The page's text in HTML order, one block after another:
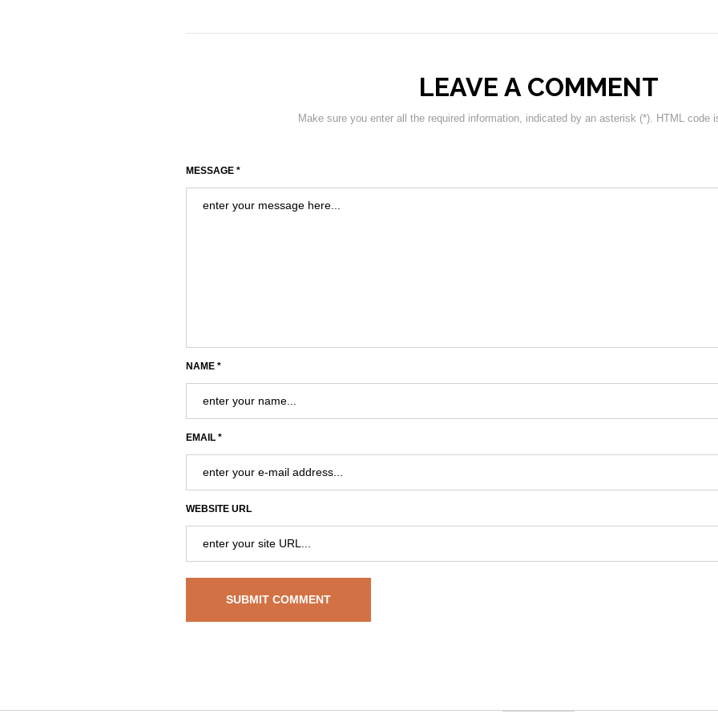
LEAVE A COMMENT
Make sure you enter all the required information, indicated by an asterisk (*). HTML code
MESSAGE *
NAME *
EMAIL *
WEBSITE URL